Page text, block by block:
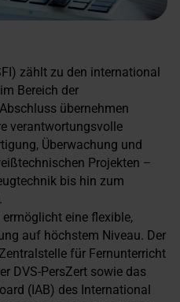
zählt zu den international
Bereich der
übernehmen
verantwortungsvolle
Überwachung und
Projekten –
bis hin zum
ermöglicht eine flexible,
auf höchstem Niveau. Der
für Fernunterricht
DVS-PersZert sowie das
(IAB) des International